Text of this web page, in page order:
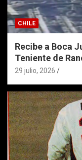
CHILE
Recibe a Boca
Teniente de
29 julio, 2026